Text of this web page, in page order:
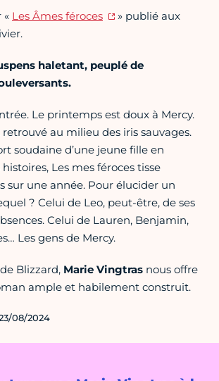
« Les Âmes féroces
» publié aux
haletant, peuplé de
Le printemps est doux à Mercy.
retrouvé au milieu des iris sauvages.
soudaine d’une jeune fille en
Les mes féroces tisse
sur une année. Pour élucider un
? Celui de Leo, peut-être, de ses
Celui de Lauren, Benjamin,
Les gens de Mercy.
Blizzard, Marie Vingtras nous offre
ample et habilement construit.
08/2024